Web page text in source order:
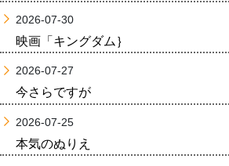
2026-07-30
映画「キングダム｝
2026-07-27
今さらですが
2026-07-25
本気のぬりえ